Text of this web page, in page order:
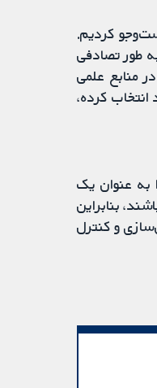
کردیم.
طور تصادفی
منابع علمی
کرده،
به عنوان یک
بنابراین
و کنترل